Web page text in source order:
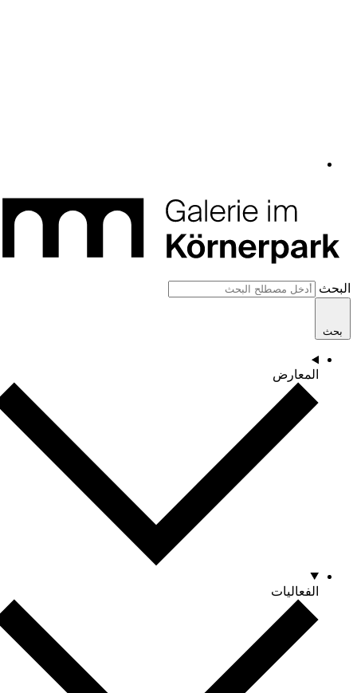
البحث
بحث
المعارض
الفعاليات